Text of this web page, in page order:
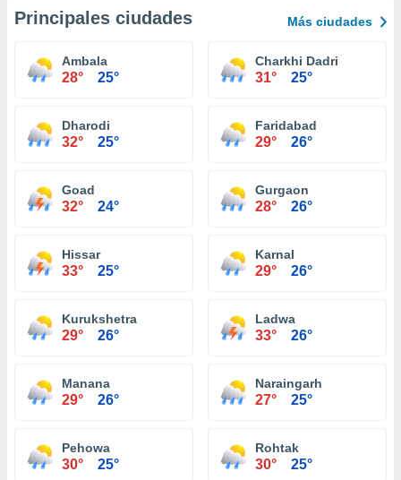
Principales ciudades Más ciudades
Ambala
28° 25°
Charkhi Dadri
31° 25°
Dharodi
32° 25°
Faridabad
29° 26°
Goad
32° 24°
Gurgaon
28° 26°
Hissar
33° 25°
Karnal
29° 26°
Kurukshetra
29° 26°
Ladwa
33° 26°
Manana
29° 26°
Naraingarh
27° 25°
Pehowa
30° 25°
Rohtak
30° 25°